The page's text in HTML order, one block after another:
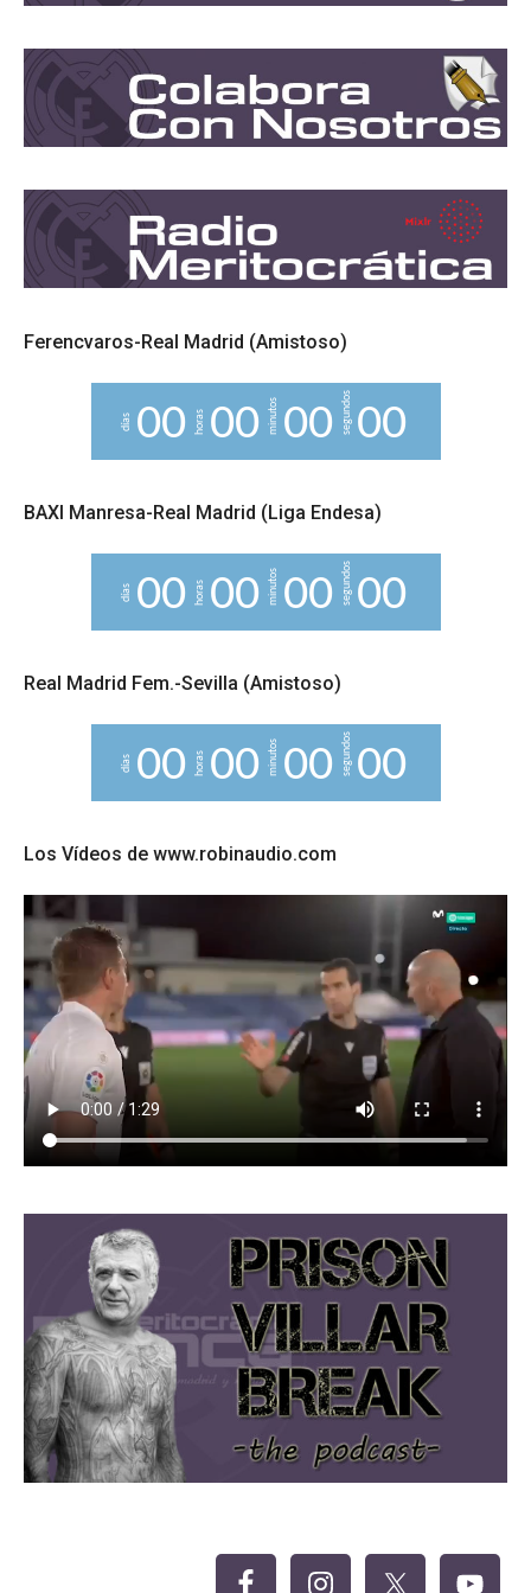
Ferencvaros-Real Madrid (Amistoso)
días 00 horas 00 minutos 00segundos00
BAXI Manresa-Real Madrid (Liga Endesa)
días 00 horas 00 minutos 00segundos00
Real Madrid Fem.-Sevilla (Amistoso)
días 00 horas 00 minutos 00segundos00
Los Vídeos de www.robinaudio.com